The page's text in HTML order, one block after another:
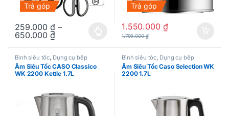
Trả góp
259.000 ₫–
650.000 ₫
Sản phẩm này có nhiều biến thể. Các tùy chọn có thể được
Trả góp
1.550.000 ₫
1.799.000₫
Bình siêu tốc, Dụng cụ bếp
Ấm Siêu Tốc CASO Classico
WK 2200 Kettle 1.7L
Bình siêu tốc, Dụng cụ bếp
Ấm Siêu Tốc Caso Selection WK
2200 1.7L